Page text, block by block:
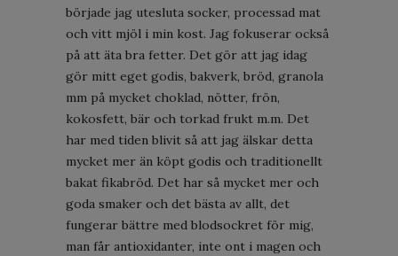
började jag utesluta socker, processad mat
och vitt mjöl i min kost. Jag fokuserar också
på att äta bra fetter. Det gör att jag idag
gör mitt eget godis, bakverk, bröd, granola
mm på mycket choklad, nötter, frön,
kokosfett, bär och torkad frukt m.m. Det
har med tiden blivit så att jag älskar detta
mycket mer än köpt godis och traditionellt
bakat fikabröd. Det har så mycket mer och
goda smaker och det bästa av allt, det
fungerar bättre med blodsockret för mig,
man får antioxidanter, inte ont i magen och